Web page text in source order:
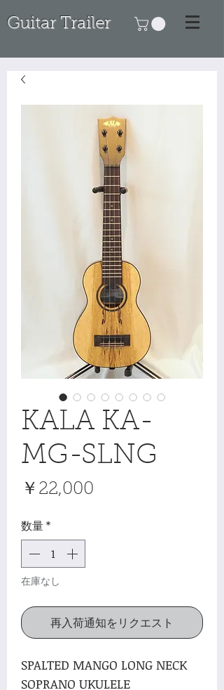
Guitar Trailer
KALA KA-
MG-SLNG
￥22,000
数量*
在庫なし
再入荷通知をリクエスト
SPALTED MANGO LONG NECK
SOPRANO UKULELE